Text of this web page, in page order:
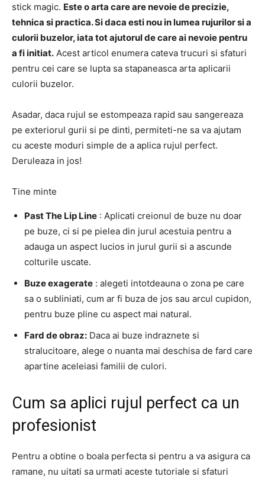
stick magic. Este o arta care are nevoie de precizie,
tehnica si practica. Si daca esti nou in lumea rujurilor si a
culorii buzelor, iata tot ajutorul de care ai nevoie pentru
a fi initiat. Acest articol enumera cateva trucuri si sfaturi
pentru cei care se lupta sa stapaneasca arta aplicarii
culorii buzelor.
Asadar, daca rujul se estompeaza rapid sau sangereaza
pe exteriorul gurii si pe dinti, permiteti-ne sa va ajutam
cu aceste moduri simple de a aplica rujul perfect.
Deruleaza in jos!
Tine minte
Past The Lip Line : Aplicati creionul de buze nu doar
pe buze, ci si pe pielea din jurul acestuia pentru a
adauga un aspect lucios in jurul gurii si a ascunde
colturile uscate.
Buze exagerate : alegeti intotdeauna o zona pe care
sa o subliniati, cum ar fi buza de jos sau arcul cupidon,
pentru buze pline cu aspect mai natural.
Fard de obraz: Daca ai buze indraznete si
stralucitoare, alege o nuanta mai deschisa de fard care
apartine aceleiasi familii de culori.
Cum sa aplici rujul perfect ca un
profesionist
Pentru a obtine o boala perfecta si pentru a va asigura ca
ramane, nu uitati sa urmati aceste tutoriale si sfaturi